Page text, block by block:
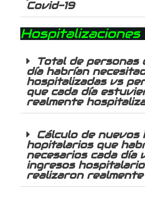
Covid-19
Hospitalizaciones
Total de personas
día habrían
hospitalizadas vs
que cada día
realmente
Cálculo de nuevos
hopitalarios que
necesarios cada día
ingresos
realizaron realmente